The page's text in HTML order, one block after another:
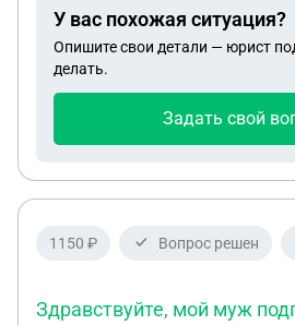
У вас похожая ситуация?
Опишите свои детали — юрист
делать.
Задать свой
1150 ₽ Вопрос решен
Здравствуйте, мой муж